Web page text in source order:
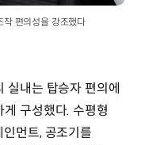
작 편의성을 강조했다
실내는 탑승자 편의에
구성했다. 수평형
먼트, 공조기를